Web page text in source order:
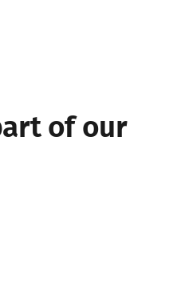
of our